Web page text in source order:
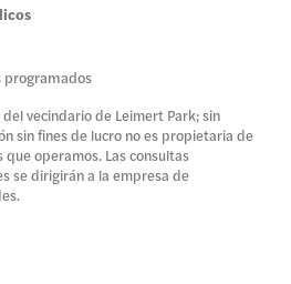
programados
vecindario de Leimert Park; sin
sin fines de lucro no es propietaria de
que operamos. Las consultas
se dirigirán a la empresa de